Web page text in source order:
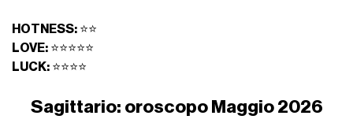
HOTNESS: ⭐⭐
LOVE: ⭐⭐⭐⭐⭐
LUCK: ⭐⭐⭐⭐
Sagittario: oroscopo Maggio 2026